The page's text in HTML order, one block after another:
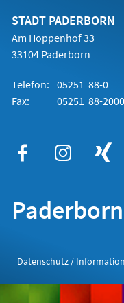
STADT PADERBORN
Am Hoppenhof 33
33104 Paderborn
Telefon: 05251 88-0
Fax:
05251 88-2000
Datenschutz /